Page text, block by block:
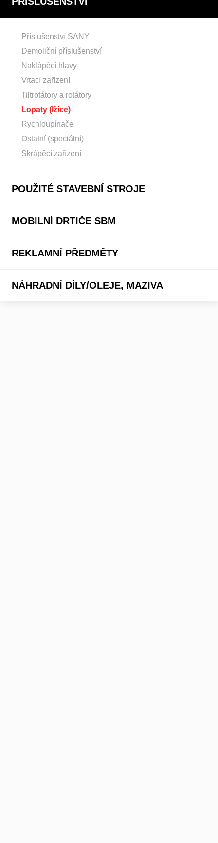
Příslušenství SANY
Demoliční příslušenství
Naklápěcí hlavy
Vrtací zařízení
Tiltrotátory a rotátory
Lopaty (lžíce)
Rychloupínače
Ostatní (speciální)
Skrápěcí zařízení
POUŽITÉ STAVEBNÍ STROJE
MOBILNÍ DRTIČE SBM
REKLAMNÍ PŘEDMĚTY
NÁHRADNÍ DÍLY/OLEJE, MAZIVA